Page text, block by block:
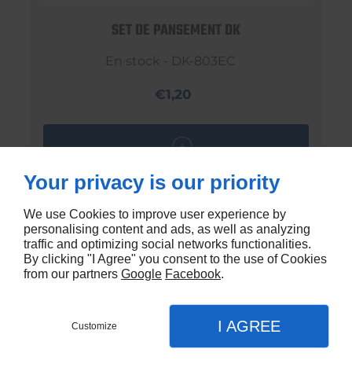
SET DE PANSEMENT DK
En stock - DK-803EC
€1,20
Your privacy is our priority
We use Cookies to improve user experience by
personalising content and ads, as well as analyzing
traffic and optimizing social networks functionalities.
By clicking "I Agree" you consent to the use of Cookies
from our partners Google Facebook.
Customize I AGREE